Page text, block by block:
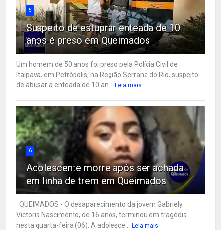
5
Suspeito de estuprar enteada de 10
anos é preso em Queimados
Um homem de 50 anos foi preso pela Polícia Civil de
Itaipava, em Petrópolis, na Região Serrana do Rio, suspeito
de abusar a enteada de 10 an...
Leia mais
6
Adolescente morre após ser achada
em linha de trem em Queimados
QUEIMADOS - O desaparecimento da jovem Gabriely
Victoria Nascimento, de 16 anos, terminou em tragédia
nesta quarta-feira (06). A adolesce...
Leia mais